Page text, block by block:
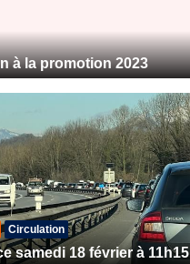
à la promotion 2023
Circulation
samedi 18 février à 11h15